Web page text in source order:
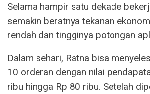
Selama hampir satu dekade
semakin beratnya tekanan
rendah dan tingginya potongan
Dalam sehari, Ratna bisa
10 orderan dengan nilai
ribu hingga Rp 80 ribu. Setelah